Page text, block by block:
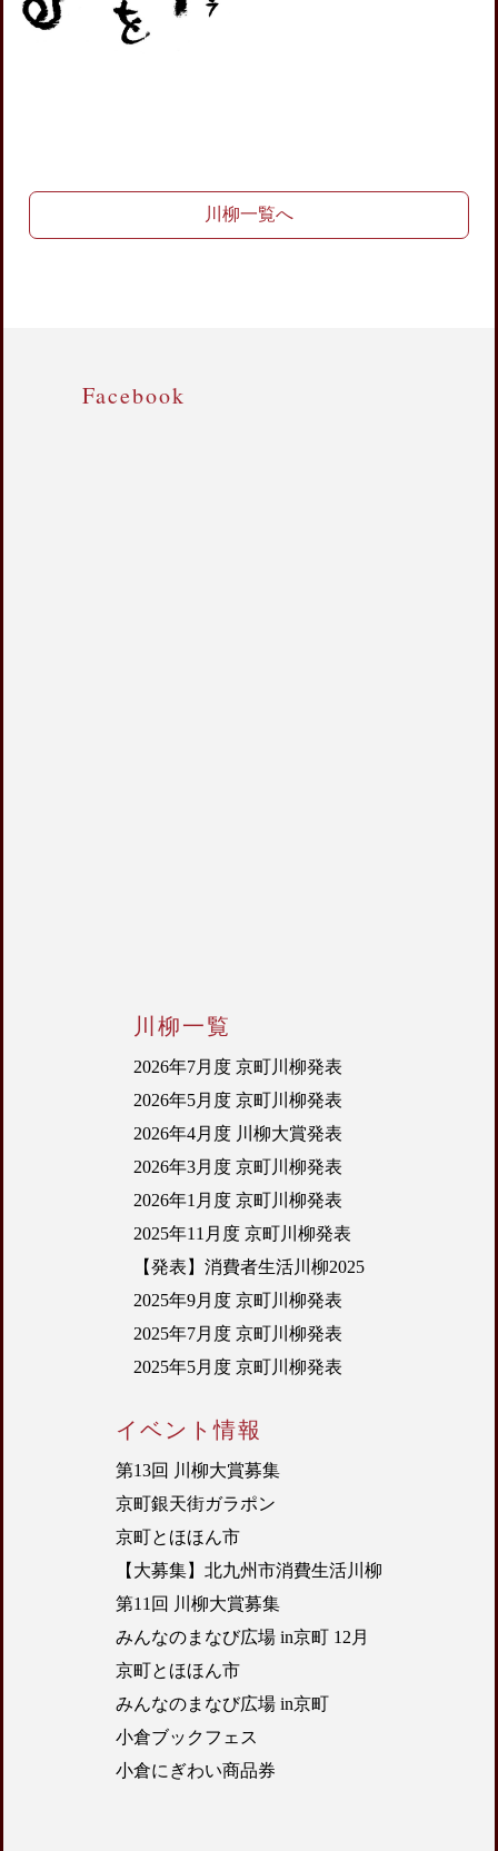
川柳一覧へ
イベント情報
第13回 川柳大賞募集
京町銀天街ガラポン
京町とほほん市
【大募集】北九州市消費生活川柳
第11回 川柳大賞募集
みんなのまなび広場 in京町 12月
京町とほほん市
みんなのまなび広場 in京町
小倉ブックフェス
小倉にぎわい商品券
川柳一覧
2026年7月度 京町川柳発表
2026年5月度 京町川柳発表
2026年4月度 川柳大賞発表
2026年3月度 京町川柳発表
2026年1月度 京町川柳発表
2025年11月度 京町川柳発表
【発表】消費者生活川柳2025
2025年9月度 京町川柳発表
2025年7月度 京町川柳発表
2025年5月度 京町川柳発表
Facebook